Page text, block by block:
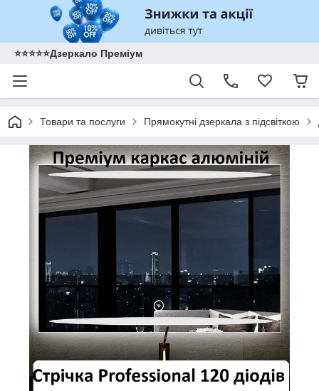
⭐️⭐️⭐️⭐️⭐️Дзеркало Преміум
Товари та послуги Прямокутні дзеркала з підсвіткою